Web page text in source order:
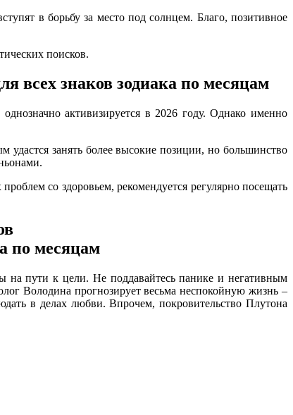
в борьбу за место под солнцем. Благо, позитивное
поисков.
активизируется в 2026 году. Однако именно
занять более высокие позиции, но большинство
со здоровьем, рекомендуется регулярно посещать
на пути к цели. Не поддавайтесь панике и негативным
Володина прогнозирует весьма неспокойную жизнь –
в делах любви. Впрочем, покровительство Плутона